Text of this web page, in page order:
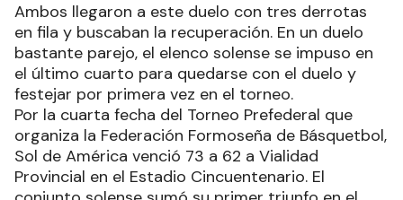
Ambos llegaron a este duelo con tres derrotas
en fila y buscaban la recuperación. En un duelo
bastante parejo, el elenco solense se impuso en
el último cuarto para quedarse con el duelo y
festejar por primera vez en el torneo.
Por la cuarta fecha del Torneo Prefederal que
organiza la Federación Formoseña de Básquetbol,
Sol de América venció 73 a 62 a Vialidad
Provincial en el Estadio Cincuentenario. El